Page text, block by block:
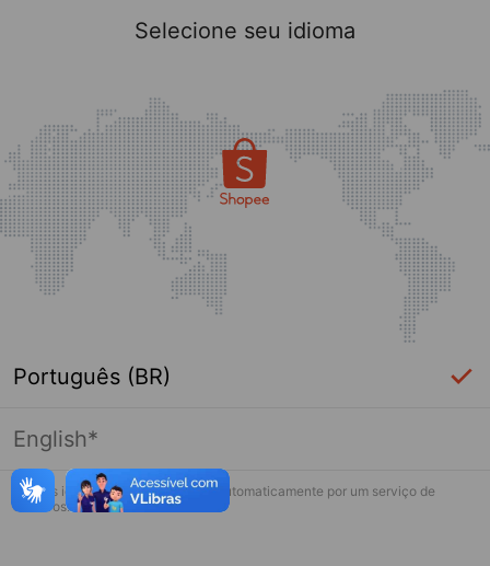
Página indisponível
Desculpe, algo deu errado. Faça login
Selecione seu idioma
Português (BR)
English*
* Esses idiomas serão traduzidos automaticamente por um serviço de
terceiros.